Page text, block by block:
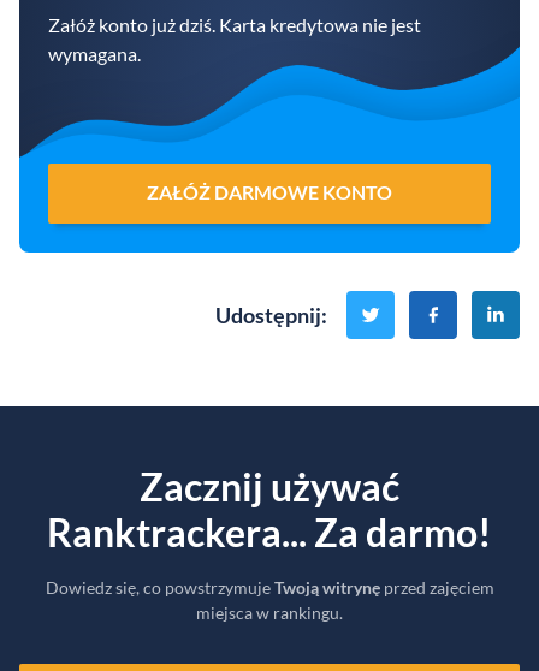
Załóż konto już dziś. Karta kredytowa nie jest
wymagana.
ZAŁÓŻ DARMOWE KONTO
Udostępnij:
Zacznij używać
Ranktrackera... Za darmo!
Dowiedz się, co powstrzymujeTwoją witrynęprzed zajęciem
miejsca w rankingu.